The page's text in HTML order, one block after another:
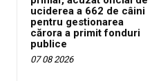
uciderea a 662 de câini
pentru gestionarea
cărora a primit fonduri
publice
07 08 2026